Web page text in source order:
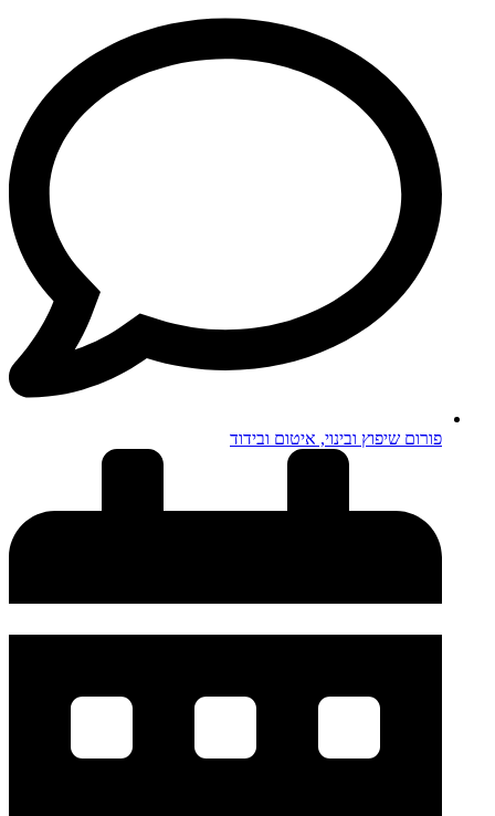
פורום שיפוץ ובינוי, איטום ובידוד